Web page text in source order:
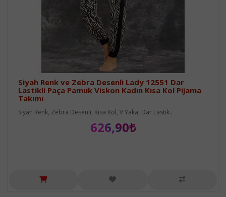
Siyah Renk ve Zebra Desenli Lady 12551 Dar
Lastikli Paça Pamuk Viskon Kadın Kısa Kol Pijama
Takımı
Siyah Renk, Zebra Desenli, Kısa Kol, V Yaka, Dar Lastik..
626,90₺